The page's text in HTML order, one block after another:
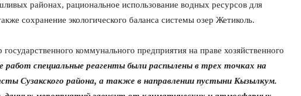
районах, рациональное использование водных ресурсов для
сохранение экологического баланса системы озер Жетиколь.
коммунального предприятия на праве хозяйственного
работ специальные реагенты были распылены в трех точках на
Сузакского района, а также в направлении пустыни Кызылкум.